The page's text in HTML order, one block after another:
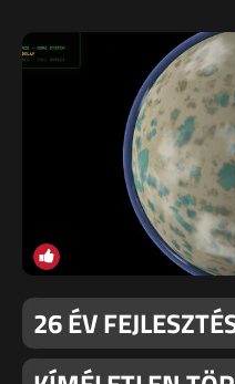
26 ÉV